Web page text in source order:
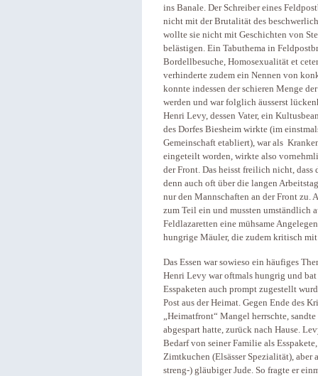
ins Banale. Der Schreiber eines
nicht mit der Brutalität des
wollte sie nicht mit Geschichten von
belästigen. Ein Tabuthema in
Bordellbesuche, Homosexualität et
verhinderte zudem ein Nennen von
konnte indessen der schieren Menge
werden und war folglich äusserst
Henri Levy, dessen Vater, ein
des Dorfes Biesheim wirkte (im
Gemeinschaft etabliert), war als
eingeteilt worden, wirkte also
der Front. Das heisst freilich nicht, dass
denn auch oft über die langen
nur den Mannschaften an der Front zu.
zum Teil ein und mussten umständlich
Feldlazaretten eine mühsame
hungrige Mäuler, die zudem kritisch
Das Essen war sowieso ein häufiges
Henri Levy war oftmals hungrig und
Esspaketen auch prompt zugestellt
Post aus der Heimat. Gegen Ende des
„Heimatfront“ Mangel herrschte,
abgespart hatte, zurück nach Hause.
Bedarf von seiner Familie als
Zimtkuchen (Elsässer Spezialität), aber
streng-) gläubiger Jude. So fragte er